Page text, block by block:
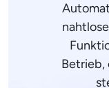
Betrieb,